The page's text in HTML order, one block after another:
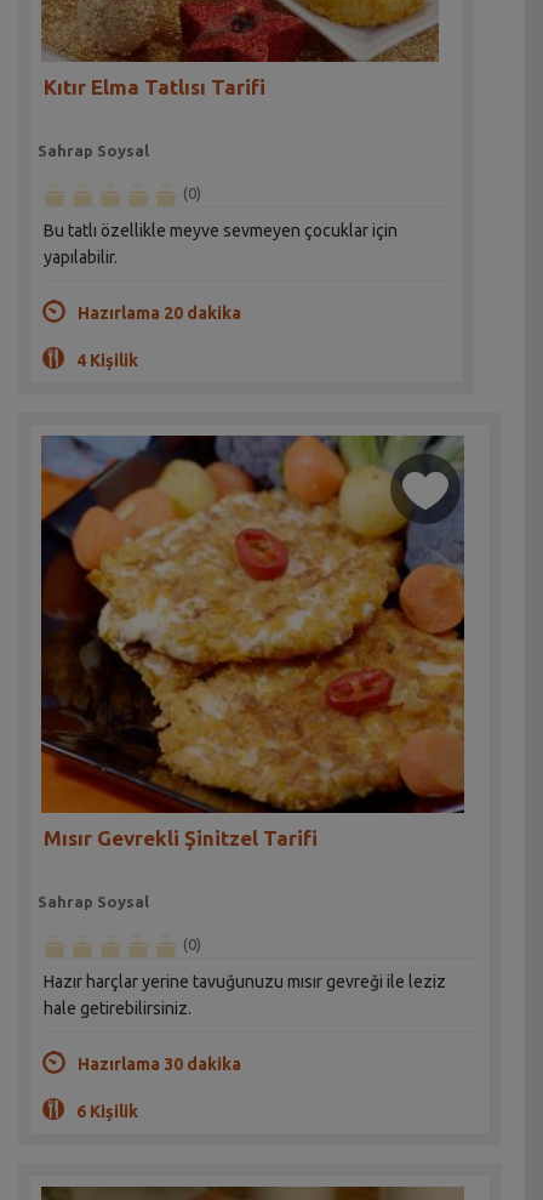
Kıtır Elma Tatlısı Tarifi
Sahrap Soysal
(0)
Bu tatlı özellikle meyve sevmeyen çocuklar için
yapılabilir.
Hazırlama 20 dakika
4 Kişilik
Mısır Gevrekli Şinitzel Tarifi
Sahrap Soysal
(0)
Hazır harçlar yerine tavuğunuzu mısır gevreği ile leziz
hale getirebilirsiniz.
Hazırlama 30 dakika
6 Kişilik